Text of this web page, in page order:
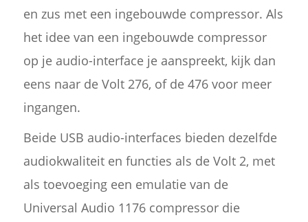
en zus met een ingebouwde compressor. Als
het idee van een ingebouwde compressor
op je audio-interface je aanspreekt, kijk dan
eens naar de Volt 276, of de 476 voor meer
ingangen.
Beide USB audio-interfaces bieden dezelfde
audiokwaliteit en functies als de Volt 2, met
als toevoeging een emulatie van de
Universal Audio 1176 compressor die